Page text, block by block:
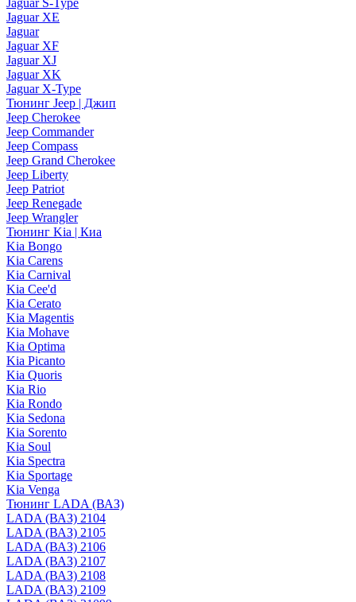
Jaguar S-Type
Jaguar XE
Jaguar
Jaguar XF
Jaguar XJ
Jaguar XK
Jaguar X-Type
Тюнинг Jeep | Джип
Jeep Cherokee
Jeep Commander
Jeep Compass
Jeep Grand Cherokee
Jeep Liberty
Jeep Patriot
Jeep Renegade
Jeep Wrangler
Тюнинг Kia | Киа
Kia Bongo
Kia Carens
Kia Carnival
Kia Cee'd
Kia Cerato
Kia Magentis
Kia Mohave
Kia Optima
Kia Picanto
Kia Quoris
Kia Rio
Kia Rondo
Kia Sedona
Kia Sorento
Kia Soul
Kia Spectra
Kia Sportage
Kia Venga
Тюнинг LADA (ВАЗ)
LADA (ВАЗ) 2104
LADA (ВАЗ) 2105
LADA (ВАЗ) 2106
LADA (ВАЗ) 2107
LADA (ВАЗ) 2108
LADA (ВАЗ) 2109